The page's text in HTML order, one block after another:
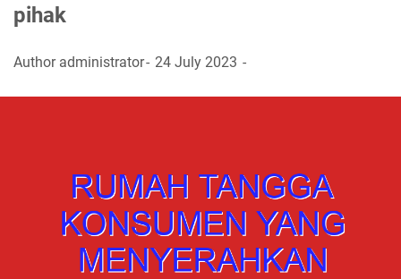
pihak
Author administrator 24 July 2023